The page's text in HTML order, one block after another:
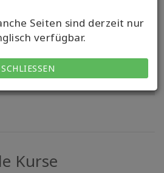
Seiten sind derzeit nur
verfügbar.
SCHLIESSEN
KONTAKT
Kurse